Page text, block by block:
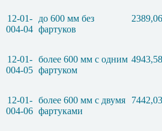
12-01-
004-04
до 600 мм без
фартуков
2389,06
12-01-
004-05
более 600 мм с одним
фартуком
4943,58
12-01-
004-06
более 600 мм с двумя
фартуками
7442,03